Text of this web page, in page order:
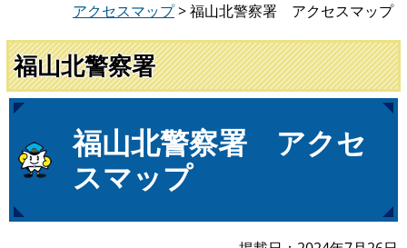
先
頭
で
す
を
飛
ば
し
へ
アクセスマップ>福山北警察署 アクセスマップ
福山北警察署
文
福山北警察署 アクセ
スマップ